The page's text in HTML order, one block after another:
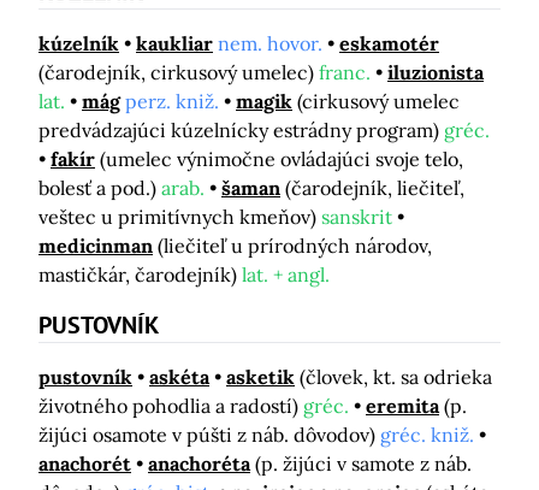
kúzelník kaukliar nem. hovor.
eskamotér
(čarodejník, cirkusový umelec) franc.
iluzionista
lat.
mág perz. kniž. magik (cirkusový umelec
predvádzajúci kúzelnícky estrádny program) gréc.
fakír (umelec výnimočne ovládajúci svoje telo,
bolesť a pod.) arab. šaman (čarodejník, liečiteľ,
veštec u primitívnych kmeňov) sanskrit
medicinman (liečiteľ u prírodných národov,
mastičkár, čarodejník) lat. + angl.
PUSTOVNÍK
pustovník askéta asketik (človek, kt. sa odrieka
životného pohodlia a radostí) gréc. eremita (p.
žijúci osamote v púšti z náb. dôvodov) gréc. kniž.
anachorét
anachoréta (p. žijúci v samote z náb.